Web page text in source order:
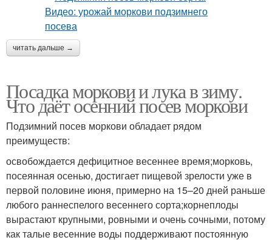
читать дальше →
Посадка моркови и лука в зиму.
Что даёт осенний посев моркови
Подзимний посев моркови обладает рядом
преимуществ:
освобождается дефицитное весеннее время;морковь,
посеянная осенью, достигает пищевой зрелости уже в
первой половине июня, примерно на 15–20 дней раньше
любого раннеспелого весеннего сорта;корнеплоды
вырастают крупными, ровными и очень сочными, потому
как талые весенние воды поддерживают постоянную